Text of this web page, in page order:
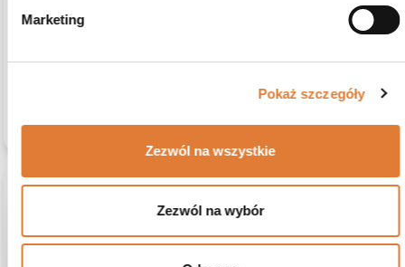
Marketing
Pokaż szczegóły
Zezwól na wszystkie
Zezwól na wybór
takim komentarzom jak Twój, Beautysofa24 nieustannie
się rozwija.
trzyosobowa VERDINO II | Ciemny Szary